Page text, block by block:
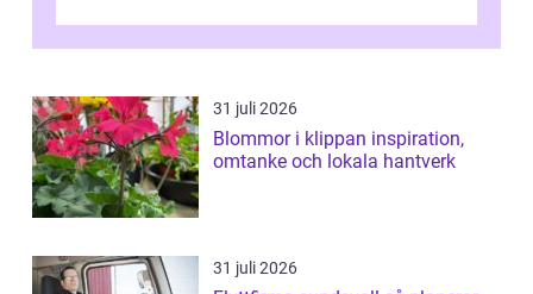
31 juli 2026
Blommor i klippan inspiration,
omtanke och lokala hantverk
31 juli 2026